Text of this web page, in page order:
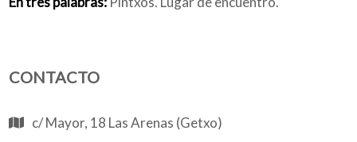
CONTACTO
c/ Mayor, 18 Las Arenas (Getxo)